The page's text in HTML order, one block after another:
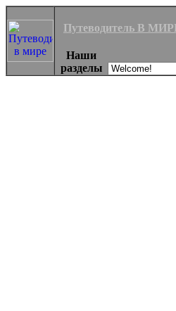
Путеводитель В
Наши
разделы